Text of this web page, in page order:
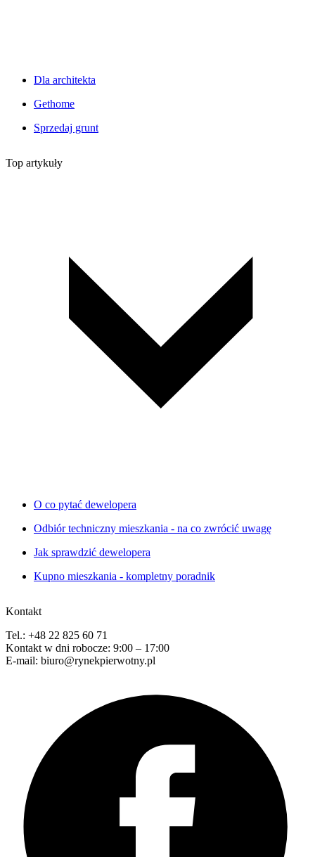
Dla architekta
Gethome
Sprzedaj grunt
Top artykuły
O co pytać dewelopera
Odbiór techniczny mieszkania - na co zwrócić uwagę
Jak sprawdzić dewelopera
Kupno mieszkania - kompletny poradnik
Kontakt
Tel.: +48 22 825 60 71
Kontakt w dni robocze: 9:00 – 17:00
E-mail: biuro@rynekpierwotny.pl